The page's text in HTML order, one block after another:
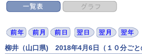
柳井（山口県) 2018年4月6日（１０分ごと